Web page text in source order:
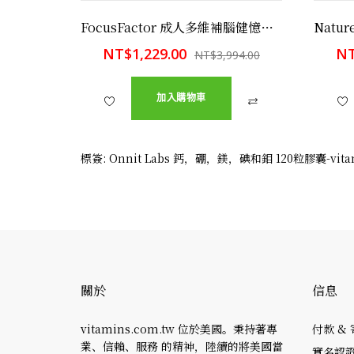
FocusFactor 成人多維補腦健憶營養片 150顆 增強記憶 提高注意力
NT$1,229.00 NT$3,994.00
加入購物車
標簽: Onnit Labs 鈣，硼，鎂，碘和鉬 120粒膠囊-
關於
vitamins.com.tw 位於美國。秉持著專
業、信賴、服務 的精神，陸續的將美國當
信息
付款 &